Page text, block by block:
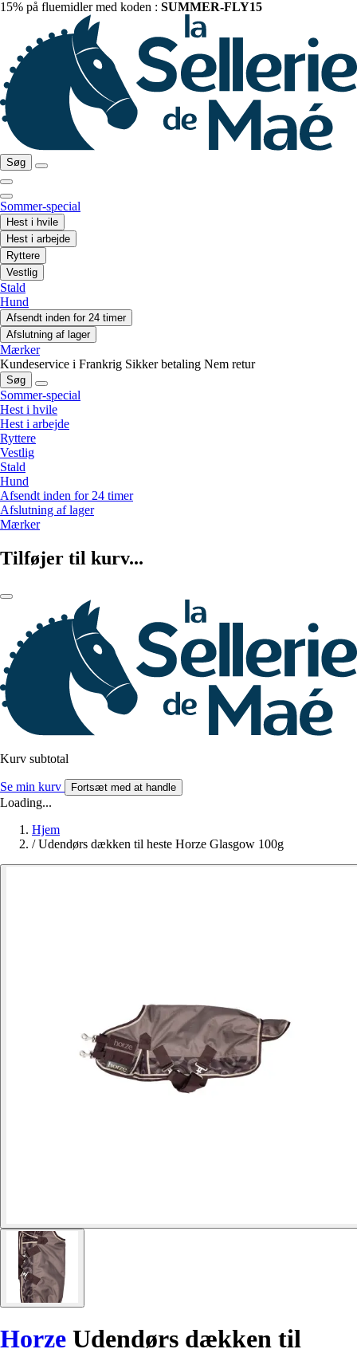
15% på fluemidler med koden : SUMMER-FLY15
Søg
Sommer-special
Hest i hvile
Hest i arbejde
Ryttere
Vestlig
Stald
Hund
Afsendt inden for 24 timer
Afslutning af lager
Mærker
Kundeservice i Frankrig Sikker betaling Nem retur
Søg
Sommer-special
Hest i hvile
Hest i arbejde
Ryttere
Vestlig
Stald
Hund
Afsendt inden for 24 timer
Afslutning af lager
Mærker
Tilføjer til kurv...
Kurv subtotal
Se min kurv Fortsæt med at handle
Loading...
Hjem
/ Udendørs dækken til heste Horze Glasgow 100g
Horze Udendørs dækken til